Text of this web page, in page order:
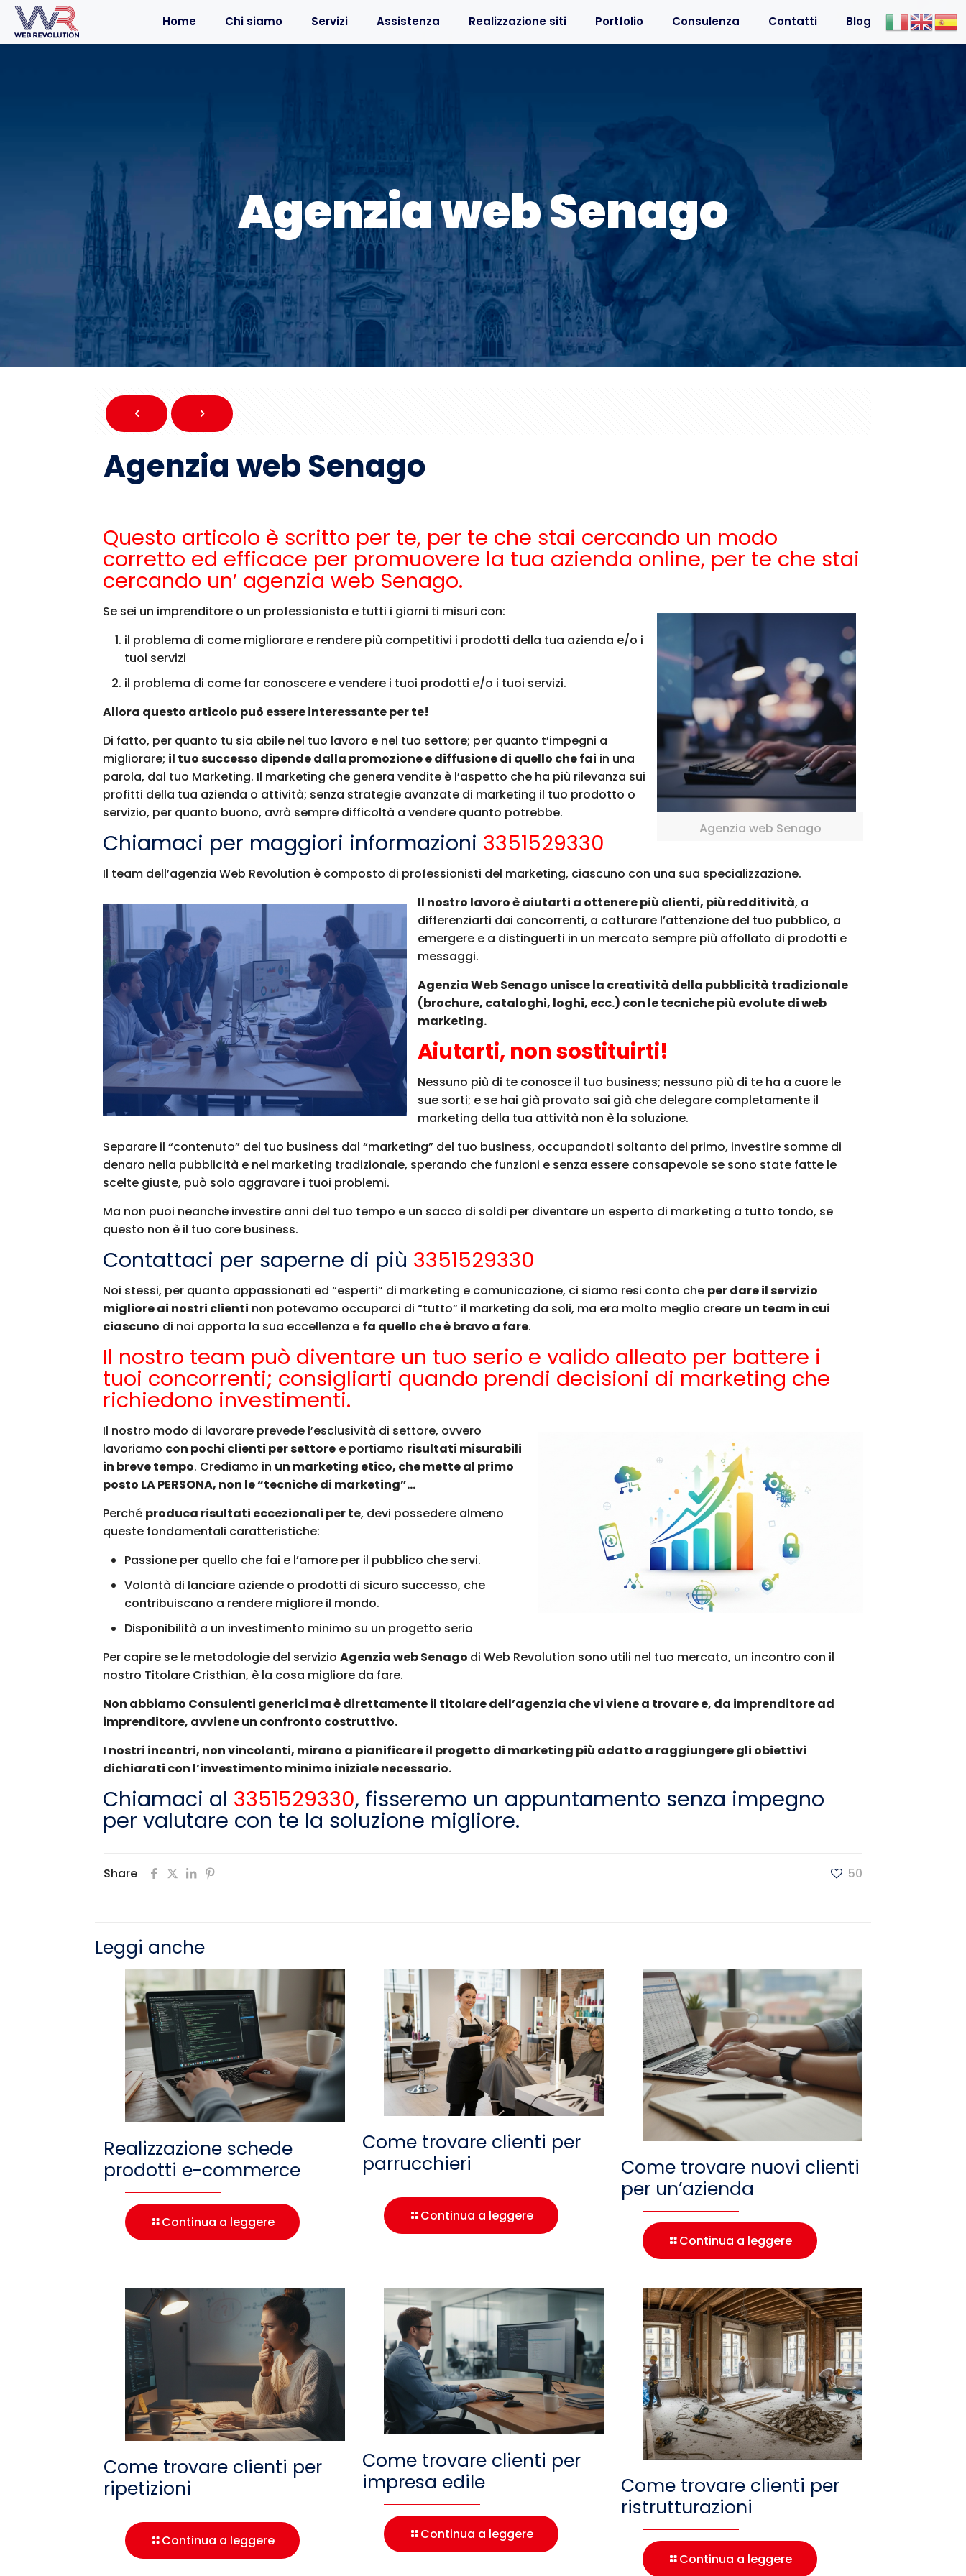
Home Chi siamo Servizi Assistenza Realizzazione siti Portfolio Consulenza Contatti Blog
Agenzia web Senago
Agenzia web Senago
Questo articolo è scritto per te, per te che stai cercando un modo
corretto ed efficace per promuovere la tua azienda online, per te che stai
cercando un’ agenzia web Senago.
Agenzia web Senago
Se sei un imprenditore o un professionista e tutti i giorni ti misuri con:
il problema di come migliorare e rendere più competitivi i prodotti della tua azienda e/o i
tuoi servizi
il problema di come far conoscere e vendere i tuoi prodotti e/o i tuoi servizi.
Allora questo articolo può essere interessante per te!
Di fatto, per quanto tu sia abile nel tuo lavoro e nel tuo settore; per quanto t’impegni a
migliorare; il tuo successo dipende dalla promozione e diffusione di quello che fai in una
parola, dal tuo Marketing. Il marketing che genera vendite è l’aspetto che ha più rilevanza sui
profitti della tua azienda o attività; senza strategie avanzate di marketing il tuo prodotto o
servizio, per quanto buono, avrà sempre difficoltà a vendere quanto potrebbe.
Chiamaci per maggiori informazioni 3351529330
Il team dell’agenzia Web Revolution è composto di professionisti del marketing, ciascuno con una sua specializzazione.
Il nostro lavoro è aiutarti a ottenere più clienti, più redditività, a
differenziarti dai concorrenti, a catturare l’attenzione del tuo pubblico, a
emergere e a distinguerti in un mercato sempre più affollato di prodotti e
messaggi.
Agenzia Web Senago unisce la creatività della pubblicità tradizionale
(brochure, cataloghi, loghi, ecc.) con le tecniche più evolute di web
marketing.
Aiutarti, non sostituirti!
Nessuno più di te conosce il tuo business; nessuno più di te ha a cuore le
sue sorti; e se hai già provato sai già che delegare completamente il
marketing della tua attività non è la soluzione.
Separare il “contenuto” del tuo business dal “marketing” del tuo business, occupandoti soltanto del primo, investire somme di
denaro nella pubblicità e nel marketing tradizionale, sperando che funzioni e senza essere consapevole se sono state fatte le
scelte giuste, può solo aggravare i tuoi problemi.
Ma non puoi neanche investire anni del tuo tempo e un sacco di soldi per diventare un esperto di marketing a tutto tondo, se
questo non è il tuo core business.
Contattaci per saperne di più 3351529330
Noi stessi, per quanto appassionati ed “esperti” di marketing e comunicazione, ci siamo resi conto che per dare il servizio
migliore ai nostri clienti non potevamo occuparci di “tutto” il marketing da soli, ma era molto meglio creare un team in cui
ciascuno di noi apporta la sua eccellenza e fa quello che è bravo a fare.
Il nostro team può diventare un tuo serio e valido alleato per battere i
tuoi concorrenti; consigliarti quando prendi decisioni di marketing che
richiedono investimenti.
Il nostro modo di lavorare prevede l’esclusività di settore, ovvero
lavoriamo con pochi clienti per settoree portiamo risultati misurabili
in breve tempo. Crediamo in un marketing etico, che mette al primo
posto LA PERSONA, non le “tecniche di marketing”…
Perché produca risultati eccezionali per te, devi possedere almeno
queste fondamentali caratteristiche:
Passione per quello che fai e l’amore per il pubblico che servi.
Volontà di lanciare aziende o prodotti di sicuro successo, che
contribuiscano a rendere migliore il mondo.
Disponibilità a un investimento minimo su un progetto serio
Per capire se le metodologie del servizio Agenzia web Senago di Web Revolution sono utili nel tuo mercato, un incontro con il
nostro Titolare Cristhian, è la cosa migliore da fare.
Non abbiamo Consulenti generici ma è direttamente il titolare dell’agenzia che vi viene a trovare e, da imprenditore ad
imprenditore, avviene un confronto costruttivo.
I nostri incontri, non vincolanti, mirano a pianificare il progetto di marketing più adatto a raggiungere gli obiettivi
dichiarati con l’investimento minimo iniziale necessario.
Chiamaci al 3351529330, fisseremo un appuntamento senza impegno
per valutare con te la soluzione migliore.
Share 50
Leggi anche
Realizzazione schede
prodotti e-commerce
Continua a leggere
Come trovare clienti per
parrucchieri
Continua a leggere
Come trovare nuovi clienti
per un’azienda
Continua a leggere
Come trovare clienti per
ripetizioni
Continua a leggere
Come trovare clienti per
impresa edile
Continua a leggere
Come trovare clienti per
ristrutturazioni
Continua a leggere